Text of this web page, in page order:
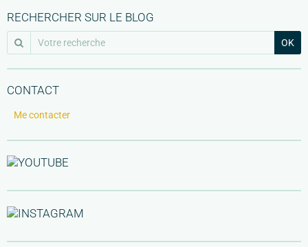
RECHERCHER SUR LE BLOG
OK
CONTACT
Me contacter